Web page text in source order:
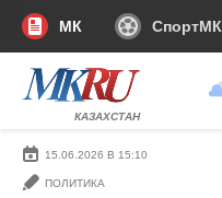
МК СпортМК
КАЗАХСТАН
15.06.2026 В 15:10
ПОЛИТИКА